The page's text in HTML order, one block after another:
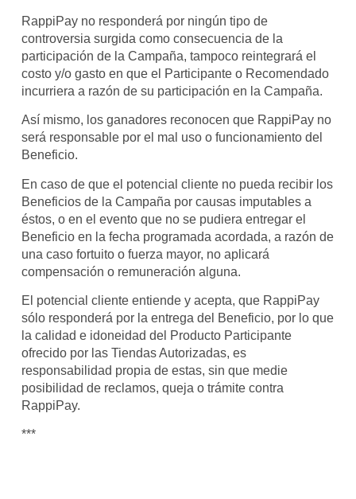
RappiPay no responderá por ningún tipo de
controversia surgida como consecuencia de la
participación de la Campaña, tampoco reintegrará el
costo y/o gasto en que el Participante o Recomendado
incurriera a razón de su participación en la Campaña.
Así mismo, los ganadores reconocen que RappiPay no
será responsable por el mal uso o funcionamiento del
Beneficio.
En caso de que el potencial cliente no pueda recibir los
Beneficios de la Campaña por causas imputables a
éstos, o en el evento que no se pudiera entregar el
Beneficio en la fecha programada acordada, a razón de
una caso fortuito o fuerza mayor, no aplicará
compensación o remuneración alguna.
El potencial cliente entiende y acepta, que RappiPay
sólo responderá por la entrega del Beneficio, por lo que
la calidad e idoneidad del Producto Participante
ofrecido por las Tiendas Autorizadas, es
responsabilidad propia de estas, sin que medie
posibilidad de reclamos, queja o trámite contra
RappiPay.
***